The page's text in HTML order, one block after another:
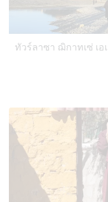
ทัวร์ลาซา ฌิกาทเซ่ เอ